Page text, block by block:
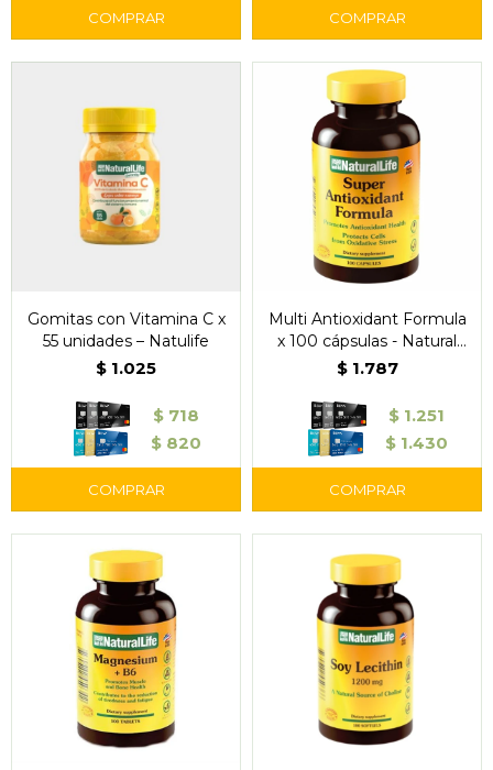
Gomitas con Vitamina C x
55 unidades – Natulife
$ 1.025
$ 718
$ 820
Multi Antioxidant Formula
x 100 cápsulas - Natural
Life
$ 1.787
$ 1.251
$ 1.430